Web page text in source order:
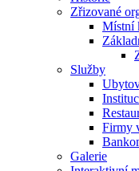
Zřizované
Místní
Služby
Firmy
Galerie